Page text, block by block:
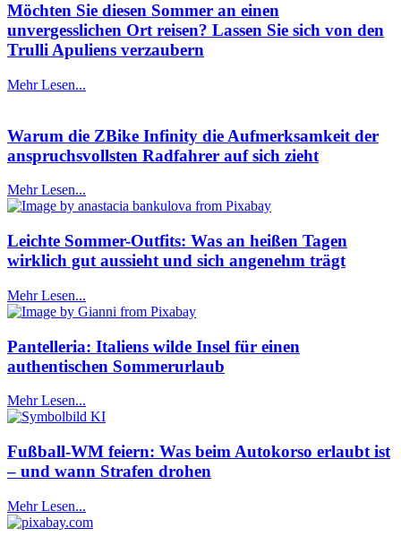
Möchten Sie diesen Sommer an einen
unvergesslichen Ort reisen? Lassen Sie sich von den
Trulli Apuliens verzaubern
Mehr Lesen...
Warum die ZBike Infinity die Aufmerksamkeit der
anspruchsvollsten Radfahrer auf sich zieht
Mehr Lesen...
Leichte Sommer-Outfits: Was an heißen Tagen
wirklich gut aussieht und sich angenehm trägt
Mehr Lesen...
Pantelleria: Italiens wilde Insel für einen
authentischen Sommerurlaub
Mehr Lesen...
Fußball-WM feiern: Was beim Autokorso erlaubt ist
– und wann Strafen drohen
Mehr Lesen...